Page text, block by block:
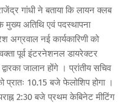
गांधी ने बताया कि लायन क्लब
मुख्य अतिथि एवं पदस्थापना
अग्रवाल नई कार्यकारिणी को
पूर्व इंटरनेशनल डायरेक्टर
जालान होंगे । प्रांतीय सचिव
10.15 बजे फेलोशिप होगा ।
2:30 बजे प्रथम केबिनेट मीटिंग